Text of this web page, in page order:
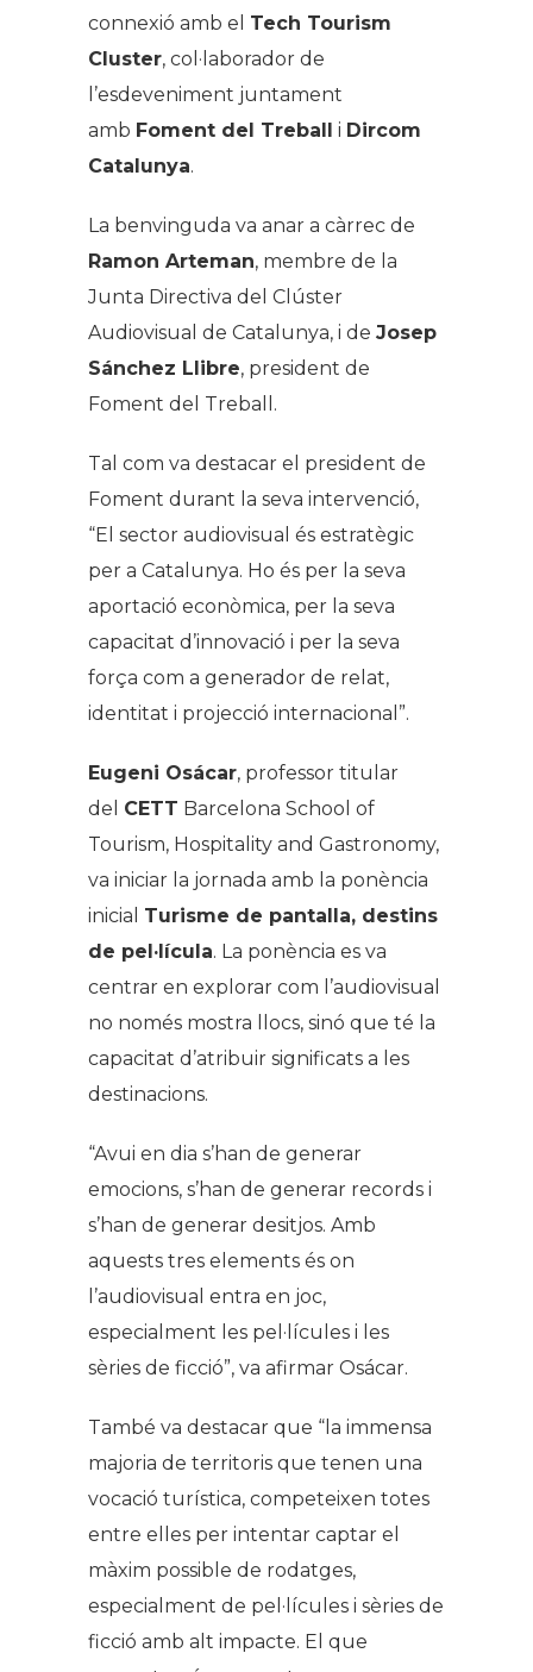
connexió amb el Tech Tourism
Cluster, col·laborador de
l’esdeveniment juntament
amb Foment del Treball i Dircom
Catalunya.
La benvinguda va anar a càrrec de
Ramon Arteman, membre de la
Junta Directiva del Clúster
Audiovisual de Catalunya, i de Josep
Sánchez Llibre, president de
Foment del Treball.
Tal com va destacar el president de
Foment durant la seva intervenció,
“El sector audiovisual és estratègic
per a Catalunya. Ho és per la seva
aportació econòmica, per la seva
capacitat d’innovació i per la seva
força com a generador de relat,
identitat i projecció internacional”.
Eugeni Osácar, professor titular
del CETT Barcelona School of
Tourism, Hospitality and Gastronomy,
va iniciar la jornada amb la ponència
inicial Turisme de pantalla, destins
de pel·lícula. La ponència es va
centrar en explorar com l’audiovisual
no només mostra llocs, sinó que té la
capacitat d’atribuir significats a les
destinacions.
“Avui en dia s’han de generar
emocions, s’han de generar records i
s’han de generar desitjos. Amb
aquests tres elements és on
l’audiovisual entra en joc,
especialment les pel·lícules i les
sèries de ficció”, va afirmar Osácar.
També va destacar que “ la immensa
majoria de territoris que tenen una
vocació turística, competeixen totes
entre elles per intentar captar el
màxim possible de rodatges,
especialment de pel·lícules i sèries de
ficció amb alt impacte. El que